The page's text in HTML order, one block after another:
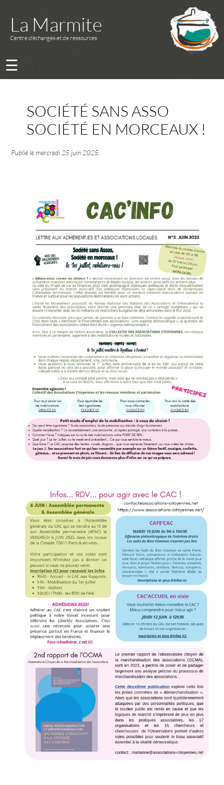
La Marmite
Centre d’échanges et de ressources
☰
SOCIÉTÉ SANS ASSO
SOCIÉTÉ EN MORCEAUX !
Publié lemercredi 25 juin 2025